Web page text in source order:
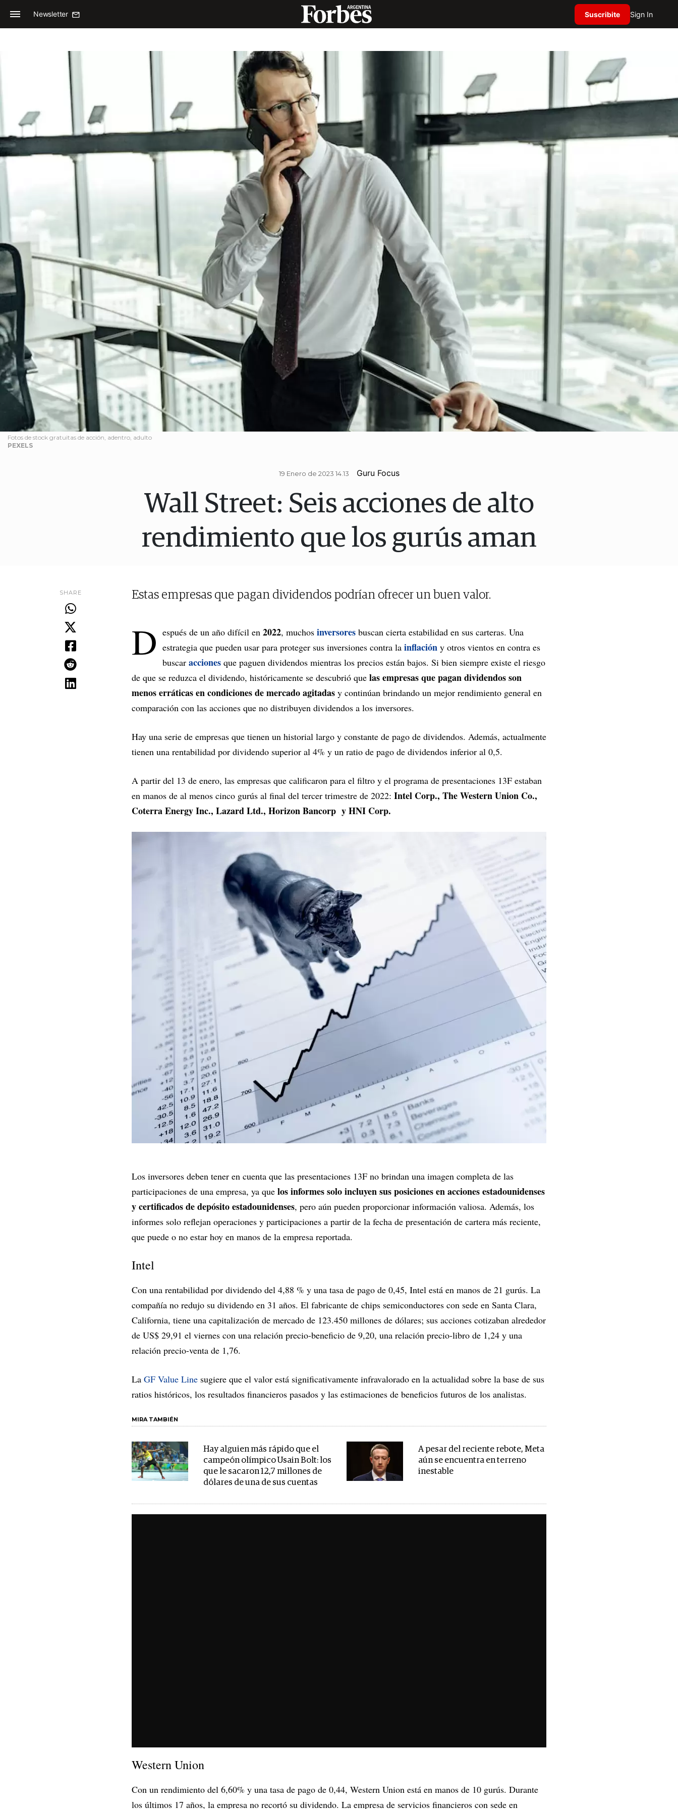
Newsletter Suscribite Sign In
Fotos de stock gratuitas de acción, adentro, adulto
PEXELS
19 Enero de 2023 14.13 Guru Focus
Wall Street: Seis acciones de alto
rendimiento que los gurús aman
SHARE Estas empresas que pagan dividendos podrían ofrecer un buen valor.
D espués de un año difícil en 2022, muchos inversores buscan cierta estabilidad en sus carteras. Una
estrategia que pueden usar para proteger sus inversiones contra la inflación y otros vientos en contra es
buscar acciones que paguen dividendos mientras los precios están bajos. Si bien siempre existe el riesgo
de que se reduzca el dividendo, históricamente se descubrió que las empresas que pagan dividendos son
menos erráticas en condiciones de mercado agitadas y continúan brindando un mejor rendimiento general en
comparación con las acciones que no distribuyen dividendos a los inversores.
Hay una serie de empresas que tienen un historial largo y constante de pago de dividendos. Además, actualmente
tienen una rentabilidad por dividendo superior al 4% y un ratio de pago de dividendos inferior al 0,5.
A partir del 13 de enero, las empresas que calificaron para el filtro y el programa de presentaciones 13F estaban
en manos de al menos cinco gurús al final del tercer trimestre de 2022: Intel Corp., The Western Union Co.,
Coterra Energy Inc., Lazard Ltd., Horizon Bancorp y HNI Corp.
Los inversores deben tener en cuenta que las presentaciones 13F no brindan una imagen completa de las
participaciones de una empresa, ya que los informes solo incluyen sus posiciones en acciones estadounidenses
y certificados de depósito estadounidenses, pero aún pueden proporcionar información valiosa. Además, los
informes solo reflejan operaciones y participaciones a partir de la fecha de presentación de cartera más reciente,
que puede o no estar hoy en manos de la empresa reportada.
Intel
Con una rentabilidad por dividendo del 4,88 % y una tasa de pago de 0,45, Intel está en manos de 21 gurús. La
compañía no redujo su dividendo en 31 años. El fabricante de chips semiconductores con sede en Santa Clara,
California, tiene una capitalización de mercado de 123.450 millones de dólares; sus acciones cotizaban alrededor
de US$ 29,91 el viernes con una relación precio-beneficio de 9,20, una relación precio-libro de 1,24 y una
relación precio-venta de 1,76.
La GF Value Line sugiere que el valor está significativamente infravalorado en la actualidad sobre la base de sus
ratios históricos, los resultados financieros pasados y las estimaciones de beneficios futuros de los analistas.
MIRA TAMBIÉN
Hay alguien más rápido que el
campeón olímpico Usain Bolt: los
que le sacaron 12,7 millones de
dólares de una de sus cuentas
A pesar del reciente rebote, Meta
aún se encuentra en terreno
inestable
Western Union
Con un rendimiento del 6,60% y una tasa de pago de 0,44, Western Union está en manos de 10 gurús. Durante
los últimos 17 años, la empresa no recortó su dividendo. La empresa de servicios financieros con sede en